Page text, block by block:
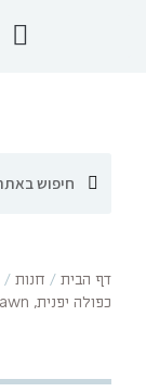
דף הבית / חנות /
כפולה יפנית, lawn, וואל